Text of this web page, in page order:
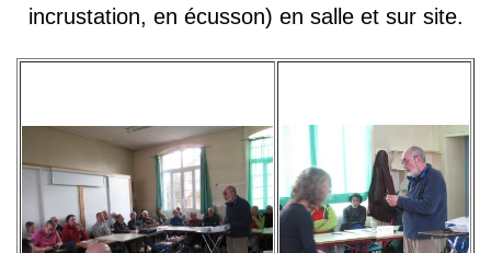
incrustation, en écusson) en salle et sur site.